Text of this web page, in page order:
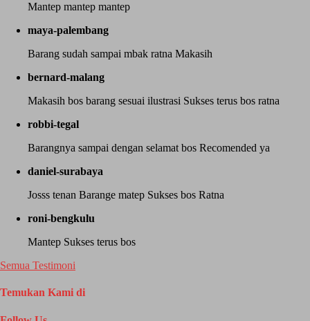
Mantep mantep mantep
maya-palembang
Barang sudah sampai mbak ratna Makasih
bernard-malang
Makasih bos barang sesuai ilustrasi Sukses terus bos ratna
robbi-tegal
Barangnya sampai dengan selamat bos Recomended ya
daniel-surabaya
Josss tenan Barange matep Sukses bos Ratna
roni-bengkulu
Mantep Sukses terus bos
Semua Testimoni
Temukan Kami di